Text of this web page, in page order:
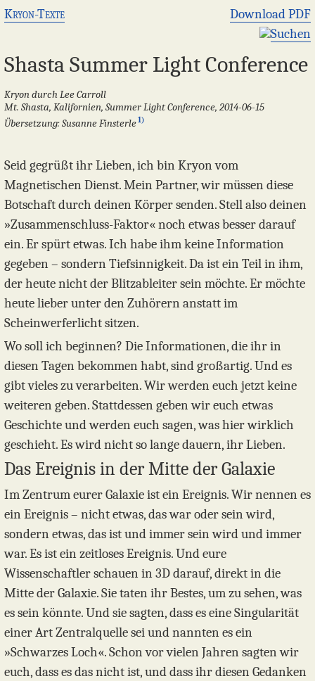
Kryon-Texte
Download PDF
Suchen
Shasta Summer Light Conference
Kryon durch Lee Carroll
Mt. Shasta, Kalifornien, Summer Light Conference, 2014-06-15
Übersetzung: Susanne Finsterle1)
Seid gegrüßt ihr Lieben, ich bin Kryon vom
Magnetischen Dienst. Mein Partner, wir müssen diese
Botschaft durch deinen Körper senden. Stell also deinen
»Zusammenschluss-Faktor« noch etwas besser darauf
ein. Er spürt etwas. Ich habe ihm keine Information
gegeben – sondern Tiefsinnigkeit. Da ist ein Teil in ihm,
der heute nicht der Blitzableiter sein möchte. Er möchte
heute lieber unter den Zuhörern anstatt im
Scheinwerferlicht sitzen.
Wo soll ich beginnen? Die Informationen, die ihr in
diesen Tagen bekommen habt, sind großartig. Und es
gibt vieles zu verarbeiten. Wir werden euch jetzt keine
weiteren geben. Stattdessen geben wir euch etwas
Geschichte und werden euch sagen, was hier wirklich
geschieht. Es wird nicht so lange dauern, ihr Lieben.
Das Ereignis in der Mitte der Galaxie
Im Zentrum eurer Galaxie ist ein Ereignis. Wir nennen es
ein Ereignis – nicht etwas, das war oder sein wird,
sondern etwas, das ist und immer sein wird und immer
war. Es ist ein zeitloses Ereignis. Und eure
Wissenschaftler schauen in 3D darauf, direkt in die
Mitte der Galaxie. Sie taten ihr Bestes, um zu sehen, was
es sein könnte. Und sie sagten, dass es eine Singularität
einer Art Zentralquelle sei und nannten es ein
»Schwarzes Loch«. Schon vor vielen Jahren sagten wir
euch, dass es das nicht ist, und dass ihr diesen Gedanken